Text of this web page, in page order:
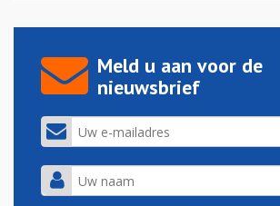
Meld u aan voor de
nieuwsbrief